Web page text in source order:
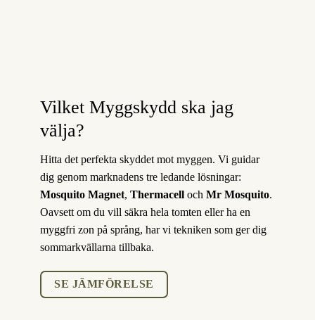
Vilket Myggskydd ska jag
välja?
Hitta det perfekta skyddet mot myggen. Vi guidar
dig genom marknadens tre ledande lösningar:
Mosquito Magnet, Thermacelloch Mr Mosquito.
Oavsett om du vill säkra hela tomten eller ha en
myggfri zon på språng, har vi tekniken som ger dig
sommarkvällarna tillbaka.
SE JÄMFÖRELSE